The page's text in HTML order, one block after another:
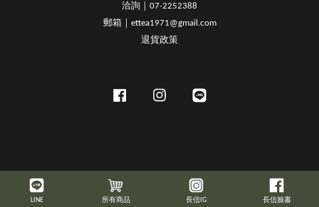
洽詢｜07-2252388
郵箱｜ettea1971@gmail.com
退貨政策
Facebook Instagram
LINE 所有商品 長信IG 長信臉書